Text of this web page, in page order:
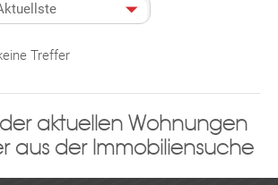
Treffer
aktuellen Wohnungen
aus der Immobiliensuche